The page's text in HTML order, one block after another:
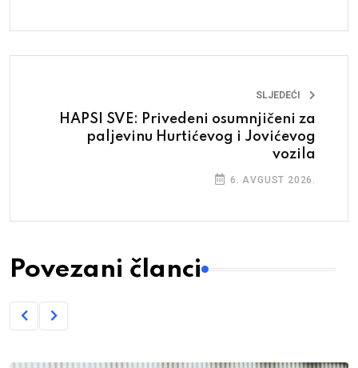
SLJEDEĆI
HAPSI SVE: Privedeni osumnjičeni za
paljevinu Hurtićevog i Jovićevog
vozila
6. AVGUST 2026.
Povezani članci